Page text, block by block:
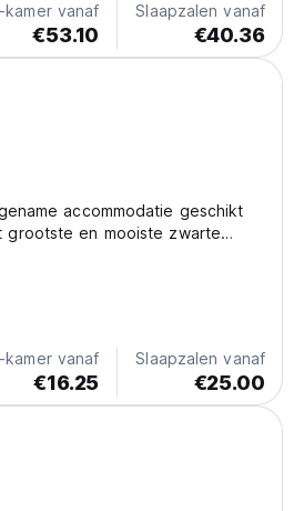
kamer vanaf
€53.10
Slaapzalen vanaf
€40.36
accommodatie geschikt
en mooiste zwarte
kamer vanaf
€16.25
Slaapzalen vanaf
€25.00